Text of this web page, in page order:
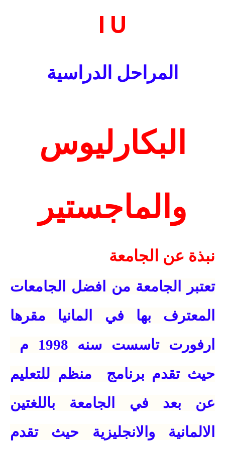
I U
المراحل الدراسية
البكارليوس
والماجستير
نبذة عن الجامعة
تعتبر الجامعة من افضل الجامعات
المعترف بها في المانيا مقرها
ارفورت تاسست سنه 1998 م
حيث تقدم برنامج
منظم للتعليم
عن بعد في الجامعة باللغتين
الالمانية والانجليزية حيث تقدم